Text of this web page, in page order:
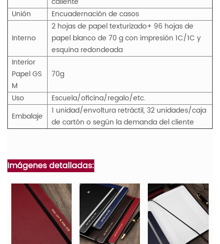
Unión
Encuadernación de casos
Interno
2 hojas de papel texturizado+ 96 hojas de
papel blanco de 70 g con impresión 1C/1C y
esquina redondeada
Interior
PapelGS
M
70g
Uso
Escuela/oficina/regalo/etc.
Embalaje
1 unidad/envoltura retráctil, 32 unidades/caja
de cartón o según la demanda del cliente
Imágenes detalladas: